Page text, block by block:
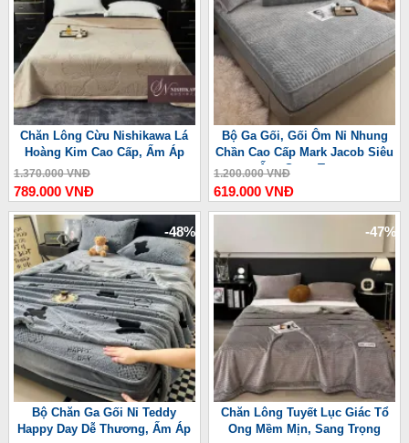
Chăn Lông Cừu Nishikawa Lá
Hoàng Kim Cao Cấp, Ấm Áp
1.370.000 VNĐ
789.000 VNĐ
Bộ Ga Gối, Gối Ôm Nỉ Nhung
Chần Cao Cấp Mark Jacob Siêu
Ấm, Sang Trọng
1.200.000 VNĐ
619.000 VNĐ
-48%
Bộ Chăn Ga Gối Nỉ Teddy
Happy Day Dễ Thương, Ấm Áp
-47%
Chăn Lông Tuyết Lục Giác Tổ
Ong Mềm Mịn, Sang Trọng